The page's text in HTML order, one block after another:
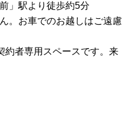
」駅より徒歩約5分
。お車でのお越しはご遠慮
約者専用スペースです。来